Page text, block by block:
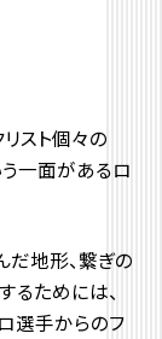
スト個々の
一面があるロ
地形、繋ぎの
るためには、
選手からのフ